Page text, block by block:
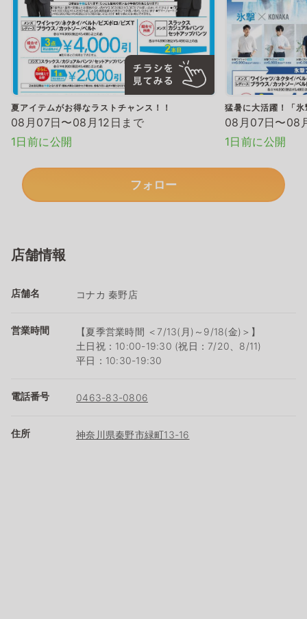
夏アイテムがお得なラストチャンス！！
08月07日〜08月12日まで
1日前に公開
猛暑に大活躍！「
08月07日〜08
1日前に公開
フォロー
店舗情報
店舗名 コナカ 秦野店
営業時間
【夏季営業時間 ＜7/13(月)～9/18(金)＞】
土日祝：10:00-19:30 (祝日：7/20、8/11)
平日：10:30-19:30
電話番号 0463-83-0806
住所 神奈川県秦野市緑町13-16